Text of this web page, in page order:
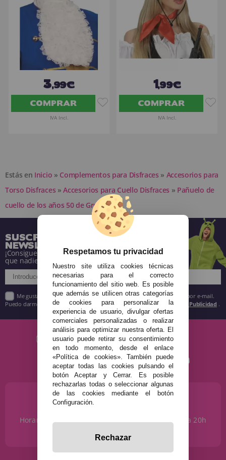
3,99€
COMPRAR
IVA Incl.
1,99€
COMPRAR
IVA Incl.
Estás en Inicio » Complementos para Disfraces » Accesorios para
Torso Disfraces » Accesorios para Cuello Disfraces » Pañuelo de
cuello de los años 50 de Grease
SUSCRÍBETE A NUESTRA
NEWSLETTER
¡Consigue descuentos y entérate de todo antes
que nadie!
Me gustaría recibir descuentos exclusivos, novedades y tendencias por e-mail.
Puedo darme de baja cuando quiera según lo recogido en la Política de Publicidad .
¿NECESITAS AYUDA?
Horario de Lunes a Sábados de 10 a 14h y de 17 a 20h
info@disfracestuyyo.com
Respetamos tu privacidad
Nuestro site utiliza cookies técnicas
necesarias para el correcto
funcionamiento del sitio web. Es posible
que además se utilicen otras categorías
de cookies para personalizar la
experiencia de usuario, divulgar ofertas
comerciales personalizadas o realizar
análisis para optimizar nuestra oferta. El
usuario puede retirar su consentimiento
en todo momento, desde el enlace
«Política de cookies». También puede
aceptar todas las cookies pulsando el
botón Aceptar y Cerrar. Es posible
rechazarlas todas o seleccionar algunas
de las cookies mediante el botón
Configuración.
Rechazar